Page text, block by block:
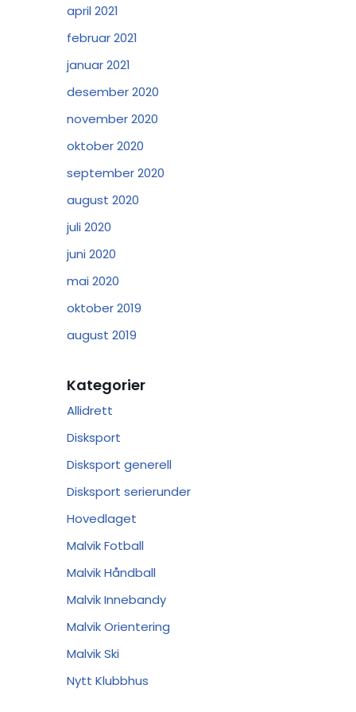
april 2021
februar 2021
januar 2021
desember 2020
november 2020
oktober 2020
september 2020
august 2020
juli 2020
juni 2020
mai 2020
oktober 2019
august 2019
Kategorier
Allidrett
Disksport
Disksport generell
Disksport serierunder
Hovedlaget
Malvik Fotball
Malvik Håndball
Malvik Innebandy
Malvik Orientering
Malvik Ski
Nytt Klubbhus